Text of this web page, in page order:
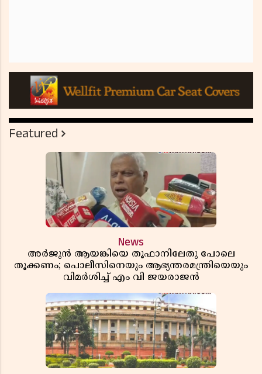
Featured
News
അർജുൻ ആയങ്കിയെ തൂഫാനിലേതു പോലെ
തൂക്കണം; പൊലീസിനെയും ആഭ്യന്തരമന്ത്രിയെയും
വിമർശിച്ച് എം വി ജയരാജൻ